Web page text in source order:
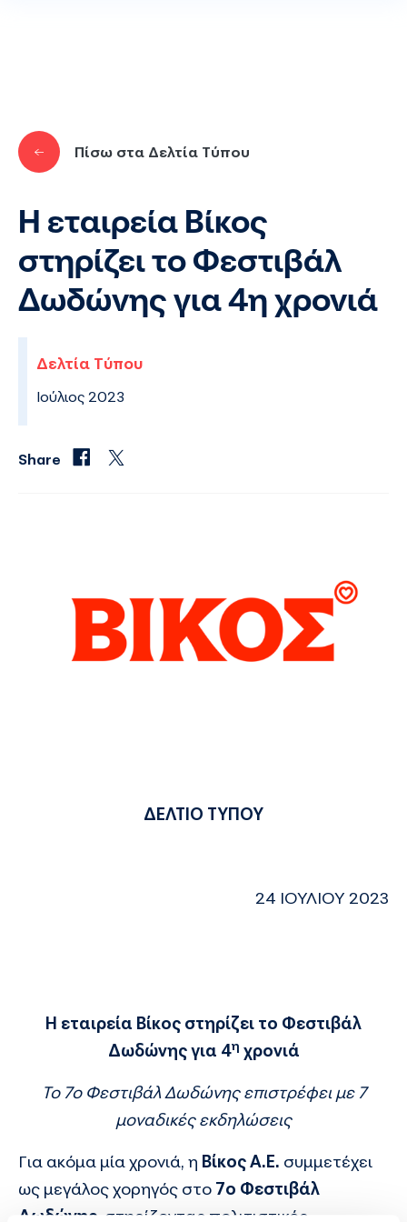
Πίσω στα Δελτία Τύπου
Η εταιρεία Βίκος
στηρίζει το Φεστιβάλ
Δωδώνης για 4η χρονιά
Δελτία Τύπου
Ιούλιος 2023
Share
ΔΕΛΤΙΟ ΤΥΠΟΥ
24 ΙΟΥΛΙΟΥ 2023
Η εταιρεία Βίκος στηρίζει το Φεστιβάλ
Δωδώνης για 4η χρονιά
Το 7ο Φεστιβάλ Δωδώνης επιστρέφει με 7
μοναδικές εκδηλώσεις
Για ακόμα μία χρονιά, η Βίκος Α.Ε. συμμετέχει
ως μεγάλος χορηγός στο 7ο Φεστιβάλ
Δωδώνης , στηρίζοντας πολιτιστικές